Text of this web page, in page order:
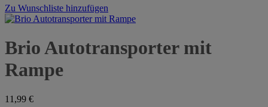
Zu Wunschliste hinzufügen
Brio Autotransporter mit
Rampe
11,99 €